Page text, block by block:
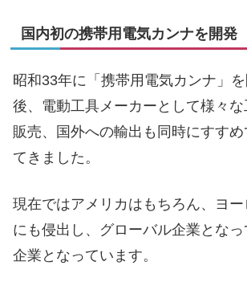
国内初の携帯用電気カンナを開発
昭和33年に「携帯用電気カンナ」
後、電動工具メーカーとして様々な
販売、国外への輸出も同時にすす
てきました。
現在ではアメリカはもちろん、ヨ
にも侵出し、グローバル企業とな
企業となっています。